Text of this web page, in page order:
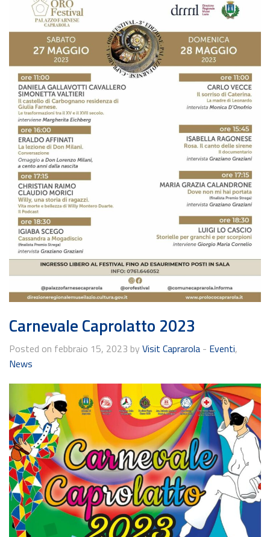
Carnevale Caprolatto 2023
Posted on febbraio 15, 2023 by Visit Caprarola - Eventi,
News